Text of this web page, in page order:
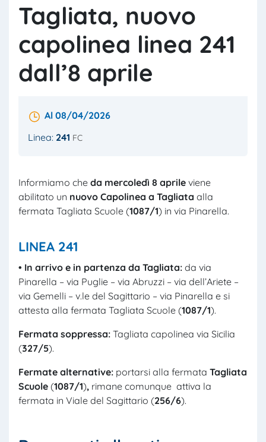
Tagliata, nuovo
capolinea linea 241
dall’8 aprile
Al 08/04/2026
Linea: 241 FC
Informiamo che da mercoledì 8 aprile viene
abilitato un nuovo Capolinea a Tagliata alla
fermata Tagliata Scuole (1087/1) in via Pinarella.
LINEA 241
• In arrivo e in partenza da Tagliata: da via
Pinarella – via Puglie – via Abruzzi – via dell’Ariete –
via Gemelli – v.le del Sagittario – via Pinarella e si
attesta alla fermata Tagliata Scuole (1087/1).
Fermata soppressa: Tagliata capolinea via Sicilia
(327/5).
Fermate alternative: portarsi alla fermata Tagliata
Scuole (1087/1), rimane comunque attiva la
fermata in Viale del Sagittario (256/6).